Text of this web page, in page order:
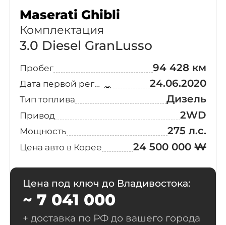
Maserati Ghibli
Комплектация
3.0 Diesel GranLusso
Пробег 94 428 км
Дата первой регистрации 24.06.2020
Тип топлива Дизель
Привод 2WD
Мощность 275 л.с.
Цена авто в Корее 24 500 000 ₩
Цена под ключ до Владивостока:
~ 7 041 000
+ доставка по РФ до вашего города